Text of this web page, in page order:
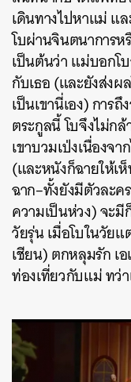
เดินทางไปหาแม่ แ
โบผ่านจินตนาการห
เป็นต้นว่า แม่บอกโ
กับเธอ (และยังส่ง
เป็นเขานี่เอง) การ
ตระกูลนี้ โบจึงไม่ก
เขาบวมเป่งเนื่องจ
(และหนังก็ฉายให้เ
ฉาก–ทั้งยังมีตัวละค
ความเป็นห่วง) จะมี
วัยรุ่น เมื่อโบในวัย
เชียน) ตกหลุมรัก เอ
ท่องเที่ยวกับแม่ ทว่